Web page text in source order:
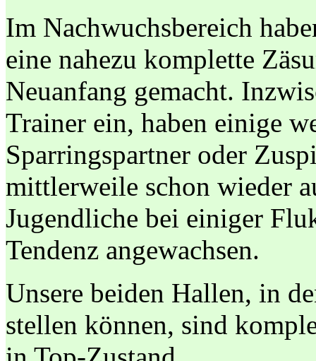
Im Nachwuchsbereich
eine nahezu komplette
Neuanfang gemacht.
Trainer ein, haben einige
Sparringspartner oder
mittlerweile schon wieder
Jugendliche bei einiger
Tendenz angewachsen.
Unsere beiden Hallen, in
stellen können, sind